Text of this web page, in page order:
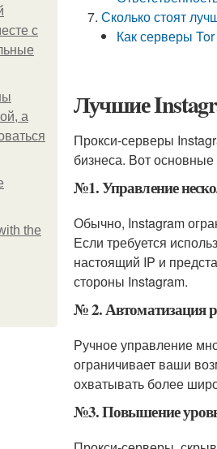
с
а
the
Сколько стоят
Как серверы
Лучшие
Прокси-серверы
бизнеса. Вот
№1. Управление
Обычно, Instagram
Если требуется
настоящий IP и
стороны Instagram.
№ 2. Автоматизация
Ручное управление
ограничивает ваши
охватывать более
№3. Повышение